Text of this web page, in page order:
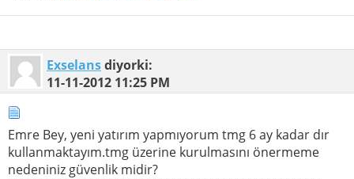
Exselansdiyorki:
11-11-2012 11:25 PM
Emre Bey, yeni yatırım yapmıyorum tmg 6 ay kadar dır
kullanmaktayım.tmg üzerine kurulmasını önermeme
nedeniniz güvenlik midir?